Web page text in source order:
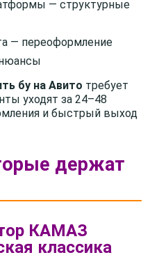
— структурные
— переоформление
бу на Авито требует
уходят за 24–48
и быстрый выход
держат
КАМАЗ
классика